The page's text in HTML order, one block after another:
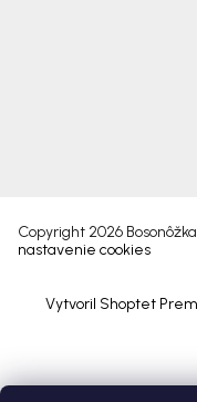
Vytvoril Shoptet
Copyright 2026 Bosonôžka
nastavenie cookies